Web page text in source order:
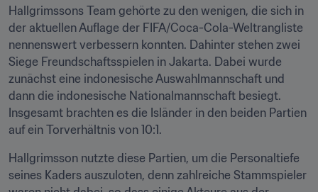
Hallgrimssons Team gehörte zu den wenigen, die sich in
der aktuellen Auflage der FIFA/Coca-Cola-Weltrangliste
nennenswert verbessern konnten. Dahinter stehen zwei
Siege Freundschaftsspielen in Jakarta. Dabei wurde
zunächst eine indonesische Auswahlmannschaft und
dann die indonesische Nationalmannschaft besiegt.
Insgesamt brachten es die Isländer in den beiden Partien
auf ein Torverhältnis von 10:1.
Hallgrimsson nutzte diese Partien, um die Personaltiefe
seines Kaders auszuloten, denn zahlreiche Stammspieler